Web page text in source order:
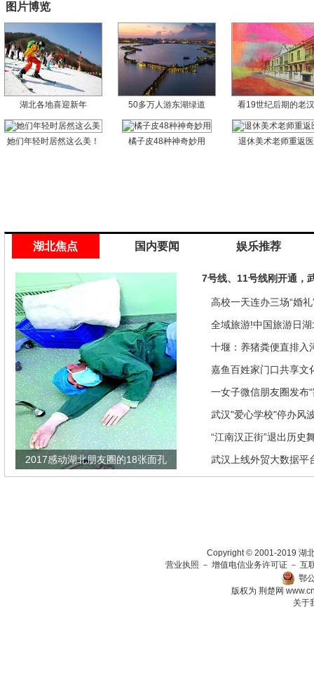
图片博览
湖北各地喜迎新年 50多万人游东湖绿道 看19世纪后期的老
她们年轻时居然这么美！ 橘子皮48种神奇妙用 退休美术老师重返
湖北焦点 国内要闻 娱乐推荐
2017感动湖北朋友圈的18张面孔
7号线、11号线刚开通，
高校一天连办三场“婚
来是因为…
全域旅游!中国旅游日
推优惠政策
十堰：养猪粪便直排入
偿40余万元
嘉鱼百姓家门口共享文
馆讲座家里看
一女子微信朋友圈发布
发现竟是闹剧
武汉"爱心学校"停办风
“江南汉正街”退出历史
武汉上线外贸大数据平
Copyright © 2001-2019 湖
营业执照 － 增值电信业务许可证 － 互
鄂
版权为 荆楚网
关于